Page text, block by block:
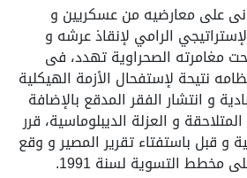
على معارضيه من عسكريين و
الرامي لإنقاذ عرشه و
مغامرته الصحراوية تهدد، فى
نتيحة لإستفحال الأزمة الهيكلية
و انتشار الفقر المدقع بالإضافة
و العزلة الديبلوماسية، قرر
و قبل باستفتاء تقرير المصير و وقع
مخطط التسوية لسنة 1991.